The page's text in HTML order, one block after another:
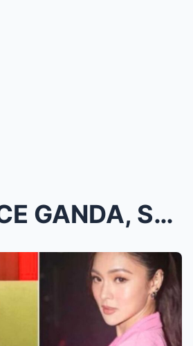
OMG! VICE GANDA, SUMABOG ANG PASABOG! IBINUNYAG AN...